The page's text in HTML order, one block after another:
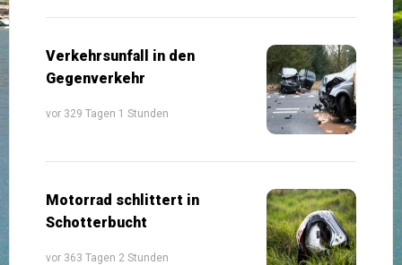
Verkehrsunfall in den
Gegenverkehr
vor 329 Tagen 1 Stunden
Motorrad schlittert in
Schotterbucht
vor 363 Tagen 2 Stunden